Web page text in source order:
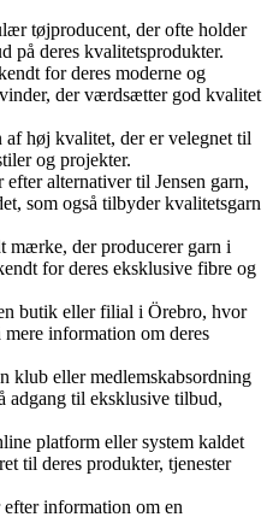
tøjproducent, der ofte holder
på deres kvalitetsprodukter.
for deres moderne og
der værdsætter god kvalitet
af høj kvalitet, der er velegnet til
og projekter.
alternativer til Jensen garn,
som også tilbyder kvalitetsgarn
mærke, der producerer garn i
for deres eksklusive fibre og
butik eller filial i Örebro, hvor
information om deres
klub eller medlemskabsordning
adgang til eksklusive tilbud,
platform eller system kaldet
til deres produkter, tjenester
information om en